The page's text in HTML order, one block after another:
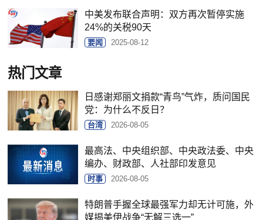
中美发布联合声明：双方再次暂停实施
24%的关税90天
要闻 2025-08-12
热门文章
日感谢郑丽文捐款“青鸟”气炸，质问国民
党：为什么不反日？
台湾 2026-08-05
最高法、中央组织部、中央政法委、中央
编办、财政部、人社部印发意见
时事 2026-08-05
特朗普手握全球最强军力却无计可施，外
媒揭美伊战争“无解三选一”